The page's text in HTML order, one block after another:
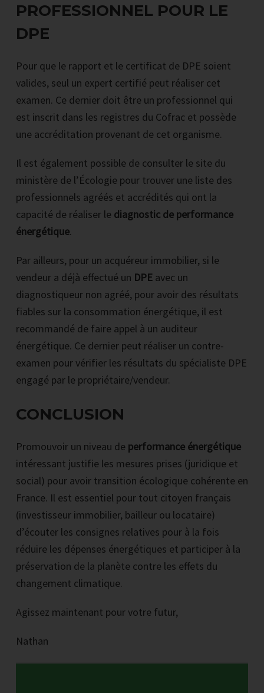
PROFESSIONNEL POUR LE
DPE
Pour que le rapport et le certificat de DPE soient
valides, seul un expert certifié peut réaliser cet
examen. Ce dernier doit être un professionnel qui
est inscrit dans les registres du Cofrac et possède
une accréditation provenant de cet organisme.
Il est également possible de consulter le site du
ministère de l’Écologie pour trouver une liste des
professionnels agréés et accrédités qui ont la
capacité de réaliser le diagnostic de performance
énergétique.
Par ailleurs, pour un acquéreur immobilier, si le
vendeur a déjà effectué un DPE avec un
diagnostiqueur non agréé, pour avoir des résultats
fiables sur la consommation énergétique, il est
recommandé de faire appel à un auditeur
énergétique. Ce dernier peut réaliser un contre-
examen pour vérifier les résultats du spécialiste DPE
engagé par le propriétaire/vendeur.
CONCLUSION
Promouvoir un niveau de performance énergétique
intéressant justifie les mesures prises (juridique et
social) pour avoir transition écologique cohérente en
France. Il est essentiel pour tout citoyen français
(investisseur immobilier, bailleur ou locataire)
d’écouter les consignes relatives pour à la fois
réduire les dépenses énergétiques et participer à la
préservation de la planète contre les effets du
changement climatique.
Agissez maintenant pour votre futur,
Nathan